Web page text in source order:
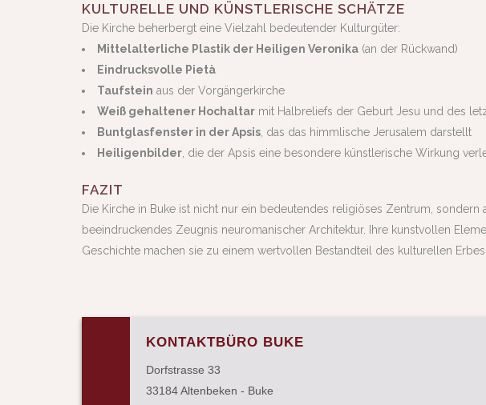
KULTURELLE UND KÜNSTLERISCHE SCHÄTZE
Die Kirche beherbergt eine Vielzahl bedeutender Kulturgüter:
Mittelalterliche Plastik der Heiligen Veronika (an der Rückwand)
Eindrucksvolle Pietà
Taufstein aus der Vorgängerkirche
Weiß gehaltener Hochaltar mit Halbreliefs der Geburt Jesu und des
Buntglasfenster in der Apsis , das das himmlische Jerusalem darstellt
Heiligenbilder , die der Apsis eine besondere künstlerische Wirkung
FAZIT
Die Kirche in Buke ist nicht nur ein bedeutendes religiöses Zentrum, sondern
beeindruckendes Zeugnis neuromanischer Architektur. Ihre kunstvollen
Geschichte machen sie zu einem wertvollen Bestandteil des kulturellen Erbes
KONTAKTBÜRO BUKE
Dorfstrasse 33
33184 Altenbeken - Buke